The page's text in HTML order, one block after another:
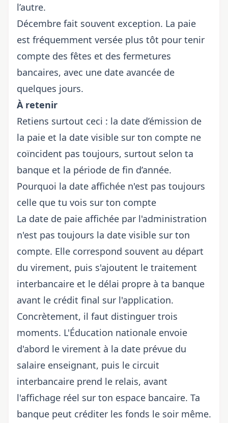
l’autre.
Décembre fait souvent exception. La paie
est fréquemment versée plus tôt pour tenir
compte des fêtes et des fermetures
bancaires, avec une date avancée de
quelques jours.
À retenir
Retiens surtout ceci : la date d’émission de
la paie et la date visible sur ton compte ne
coïncident pas toujours, surtout selon ta
banque et la période de fin d’année.
Pourquoi la date affichée n'est pas toujours
celle que tu vois sur ton compte
La date de paie affichée par l'administration
n'est pas toujours la date visible sur ton
compte. Elle correspond souvent au départ
du virement, puis s'ajoutent le traitement
interbancaire et le délai propre à ta banque
avant le crédit final sur l'application.
Concrètement, il faut distinguer trois
moments. L'Éducation nationale envoie
d'abord le virement à la date prévue du
salaire enseignant, puis le circuit
interbancaire prend le relais, avant
l'affichage réel sur ton espace bancaire. Ta
banque peut créditer les fonds le soir même.